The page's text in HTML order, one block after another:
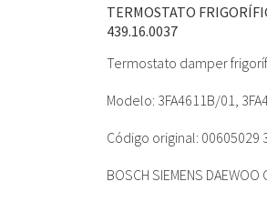
TERMOSTATO
439.16.0037
Termostato damper
Modelo: 3FA4611B/01,
Código original: 00605029
BOSCH SIEMENS DAEWOO